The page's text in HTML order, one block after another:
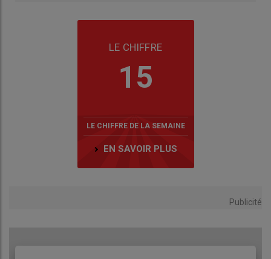
LE CHIFFRE
15
LE CHIFFRE DE LA SEMAINE
EN SAVOIR PLUS
Publicité